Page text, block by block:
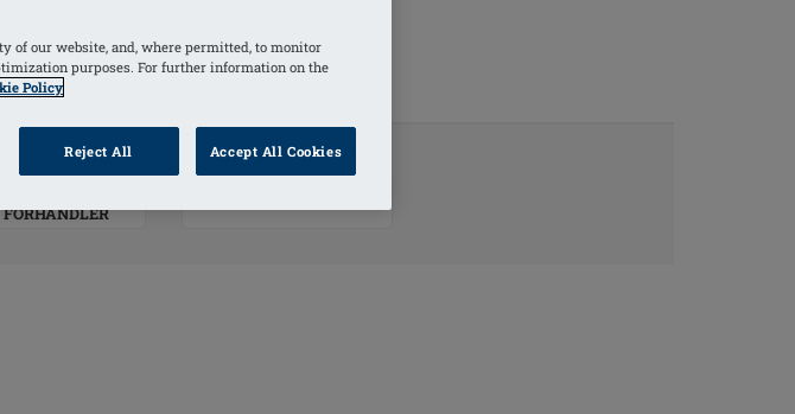
(Valgte)
FORHANDLER
of our website, and, where permitted, to monitor
purposes. For further information on the
Policy
Reject All Accept All Cookies